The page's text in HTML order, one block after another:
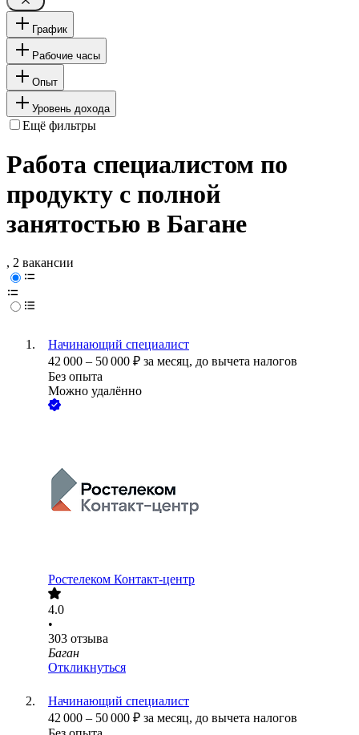
График
Рабочие часы
Опыт
Уровень дохода
Ещё фильтры
Работа специалистом по
продукту с полной
занятостью в Багане
, 2 вакансии
Начинающий специалист
42 000 – 50 000 ₽ за месяц, до вычета налогов
Без опыта
Можно удалённо
Ростелеком Контакт-центр
4.0
•
303 отзыва
Баган
Откликнуться
Начинающий специалист
42 000 – 50 000 ₽ за месяц, до вычета налогов